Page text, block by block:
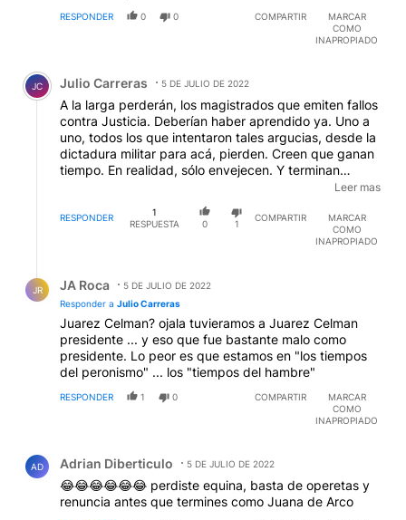
RESPONDER 0 0 COMPARTIR
MARCAR
COMO
INAPROPIADO
Comentario de Julio Carreras.
JC Julio Carreras 5 DE JULIO DE 2022
A la larga perderán, los magistrados que emiten fallos
contra Justicia. Deberían haber aprendido ya. Uno a
uno, todos los que intentaron tales argucias, desde la
dictadura militar para acá, pierden. Creen que ganan
tiempo. En realidad, sólo envejecen. Y terminan
pagando sus culpas cuando les cuesta más. Como
Etchecolatz. Argentina ya no está en los tiempos de
Juárez Celman.
Leer mas
RESPONDER
1
RESPUESTA
0 1
COMPARTIR
MARCAR
COMO
INAPROPIADO
JR JA Roca
5 DE JULIO DE 2022
Responder a Julio Carreras
Juarez Celman? ojala tuvieramos a Juarez Celman
presidente ... y eso que fue bastante malo como
presidente. Lo peor es que estamos en "los tiempos
del peronismo" ... los "tiempos del hambre"
RESPONDER 1 0 COMPARTIR
MARCAR
COMO
INAPROPIADO
AD Adrian Diberticulo 5 DE JULIO DE 2022
😂😂😂😂😂😂 perdiste equina, basta de operetas y
renuncia antes que termines como Juana de Arco